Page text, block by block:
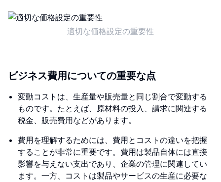
適切な価格設定の重要性
ビジネス費用についての重要な点
変動コストは、生産量や販売量と同じ割合で変動する
ものです。たとえば、原材料の投入、請求に関連する
税金、販売費用などがあります。
費用を理解するためには、費用とコストの違いを把握
することが非常に重要です。費用は製品自体には直接
影響を与えない支出であり、企業の管理に関連してい
ます。一方、コストは製品やサービスの生産に必要な